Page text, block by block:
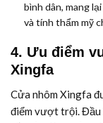
bình dân, mang
và tính thẩm mỹ
4. Ưu điểm
Xingfa
Cửa nhôm Xingfa
điểm vượt trội. Đầu